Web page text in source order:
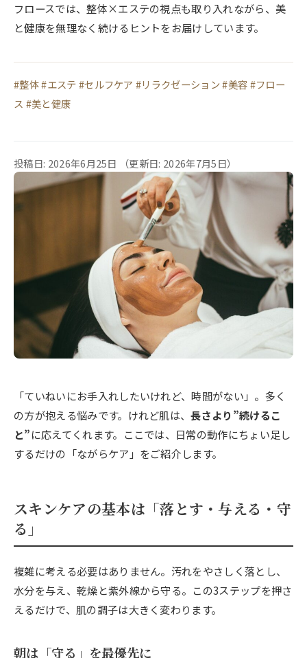
フロースでは、整体×エステの視点も取り入れながら、美
と健康を無理なく続けるヒントをお届けしています。
#整体 #エステ #セルフケア #リラクゼーション #美容 #フロー
ス #美と健康
投稿日: 2026年6月25日 （更新日: 2026年7月5日）
「ていねいにお手入れしたいけれど、時間がない」。多く
の方が抱える悩みです。けれど肌は、長さより”続けるこ
と”に応えてくれます。ここでは、日常の動作にちょい足し
するだけの「ながらケア」をご紹介します。
スキンケアの基本は「落とす・与える・守
る」
複雑に考える必要はありません。汚れをやさしく落とし、
水分を与え、乾燥と紫外線から守る。この3ステップを押さ
えるだけで、肌の調子は大きく変わります。
朝は「守る」を最優先に